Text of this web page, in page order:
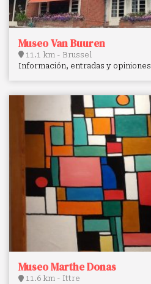
Museo Van Buuren
11.1 km - Brussel
Información, entradas y opiniones
Museo Marthe Donas
11.6 km - Ittre